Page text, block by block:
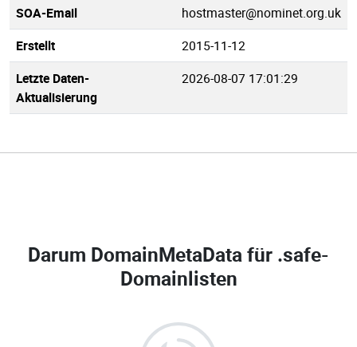
SOA-Email
hostmaster@nominet.org.uk
Erstellt
2015-11-12
Letzte Daten-
Aktualisierung
2026-08-07 17:01:29
Darum DomainMetaData für .safe-
Domainlisten